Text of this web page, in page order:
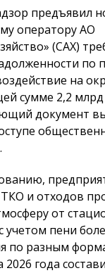
предъявил
оператору АО
(САХ)
по
на
сумме 2,2 млрд
документ
и отходов
от
учетом пени
по разным
2026 года